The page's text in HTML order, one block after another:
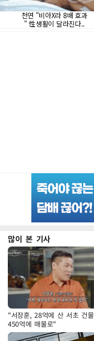
많이 본 기사
"서장훈, 28억에 산 서초 건물
450억에 매물로"